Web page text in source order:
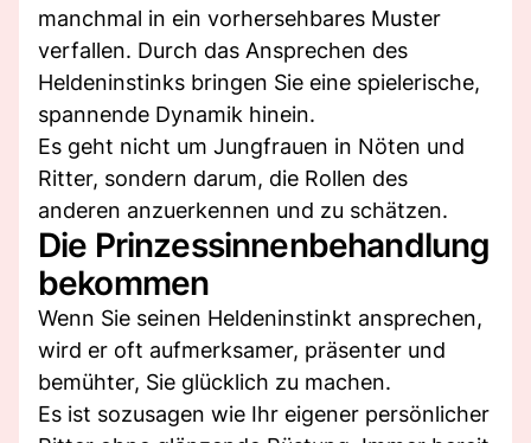
manchmal in ein vorhersehbares Muster
verfallen. Durch das Ansprechen des
Heldeninstinks bringen Sie eine spielerische,
spannende Dynamik hinein.
Es geht nicht um Jungfrauen in Nöten und
Ritter, sondern darum, die Rollen des
anderen anzuerkennen und zu schätzen.
Die Prinzessinnenbehandlung
bekommen
Wenn Sie seinen Heldeninstinkt ansprechen,
wird er oft aufmerksamer, präsenter und
bemühter, Sie glücklich zu machen.
Es ist sozusagen wie Ihr eigener persönlicher